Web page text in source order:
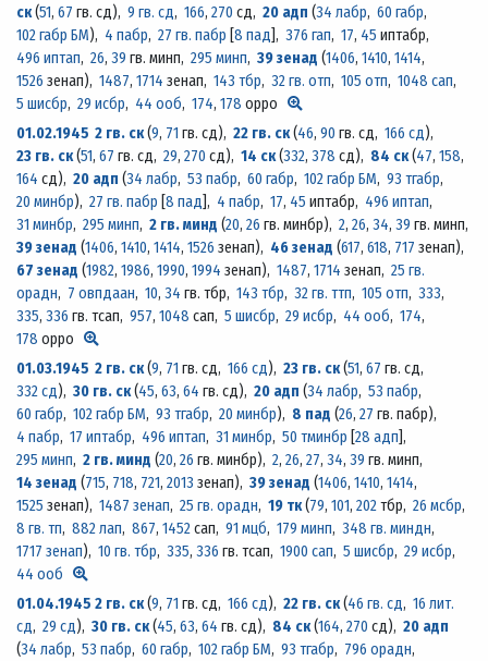
ск(51, 67 гв. сд), 9 гв. сд, 166, 270 сд, 20 адп (34 лабр, 60 габр,
102 габр БМ), 4 пабр, 27 гв. пабр 8 пад ], 376 гап, 17, 45 иптабр,
496 иптап, 26, 39 гв. минп, 295 минп, 39 зенад (1406, 1410, 1414,
1526 зенап), 1487, 1714 зенап, 143 тбр, 32 гв. отп, 105 отп, 1048 сап,
5 шисбр, 29 исбр, 44 ооб, 174, 178 орро
01.02.1945 2 гв. ск(9, 71 гв. сд),22 гв. ск(46,90 гв. сд,166 сд),
23 гв. ск(51, 67 гв. сд, 29, 270 сд), 14 ск(332, 378 сд), 84 ск(47, 158,
164 сд), 20 адп (34 лабр, 53 пабр, 60 габр, 102 габр БМ, 93 тгабр,
20 минбр), 27 гв. пабр 8 пад ], 4 пабр, 17, 45 иптабр, 496 иптап,
31 минбр, 295 минп, 2 гв. минд (20, 26 гв. минбр), 2, 26, 34, 39 гв. минп,
39 зенад (1406, 1410, 1414, 1526 зенап), 46 зенад (617, 618, 717 зенап),
67 зенад (1982, 1986, 1990, 1994 зенап), 1487, 1714 зенап, 25 гв.
орадн, 7 овпдаан, 10, 34 гв. тбр, 143 тбр, 32 гв. ттп, 105 отп, 333,
335, 336 гв. тсап, 957, 1048 сап, 5 шисбр, 29 исбр, 44 ооб, 174,
178 орро
01.03.1945 2 гв. ск(9, 71 гв. сд,166 сд),23 гв. ск(51,67 гв. сд,
332 сд), 30 гв. ск(45, 63, 64 гв. сд), 20 адп (34 лабр, 53 пабр,
60 габр, 102 габр БМ, 93 тгабр, 20 минбр), 8 пад (26, 27 гв. пабр),
4 пабр, 17 иптабр, 496 иптап, 31 минбр, 50 тминбр 28 адп ],
295 минп, 2 гв. минд (20, 26 гв. минбр), 2, 26, 27, 34, 39 гв. минп,
14 зенад (715, 718, 721, 2013 зенап), 39 зенад (1406, 1410, 1414,
1525 зенап), 1487 зенап, 25 гв. орадн, 19 тк(79, 101, 202тбр, 26 мсбр,
8 гв. тп, 882 лап, 867, 1452сап, 91 мцб, 179 минп, 348 гв. миндн,
1717 зенап), 10 гв. тбр, 335, 336 гв. тсап, 1900 сап, 5 шисбр, 29 исбр,
44 ооб
01.04.1945 2 гв. ск(9, 71 гв. сд,166 сд),22 гв. ск(46 гв. сд,16 лит.
сд, 29 сд), 30 гв. ск(45, 63, 64 гв. сд), 84 ск(164, 270 сд), 20 адп
(34 лабр, 53 пабр, 60 габр, 102 габр БМ, 93 тгабр, 796 орадн,